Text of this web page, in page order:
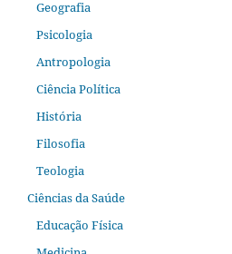
Geografia
Psicologia
Antropologia
Ciência Política
História
Filosofia
Teologia
Ciências da Saúde
Educação Física